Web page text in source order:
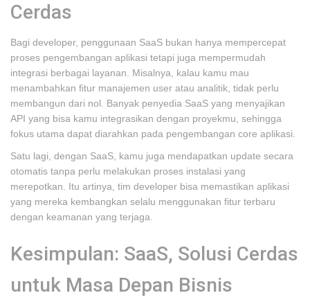
Cerdas
Bagi developer, penggunaan SaaS bukan hanya mempercepat
proses pengembangan aplikasi tetapi juga mempermudah
integrasi berbagai layanan. Misalnya, kalau kamu mau
menambahkan fitur manajemen user atau analitik, tidak perlu
membangun dari nol. Banyak penyedia SaaS yang menyajikan
API yang bisa kamu integrasikan dengan proyekmu, sehingga
fokus utama dapat diarahkan pada pengembangan core aplikasi.
Satu lagi, dengan SaaS, kamu juga mendapatkan update secara
otomatis tanpa perlu melakukan proses instalasi yang
merepotkan. Itu artinya, tim developer bisa memastikan aplikasi
yang mereka kembangkan selalu menggunakan fitur terbaru
dengan keamanan yang terjaga.
Kesimpulan: SaaS, Solusi Cerdas
untuk Masa Depan Bisnis